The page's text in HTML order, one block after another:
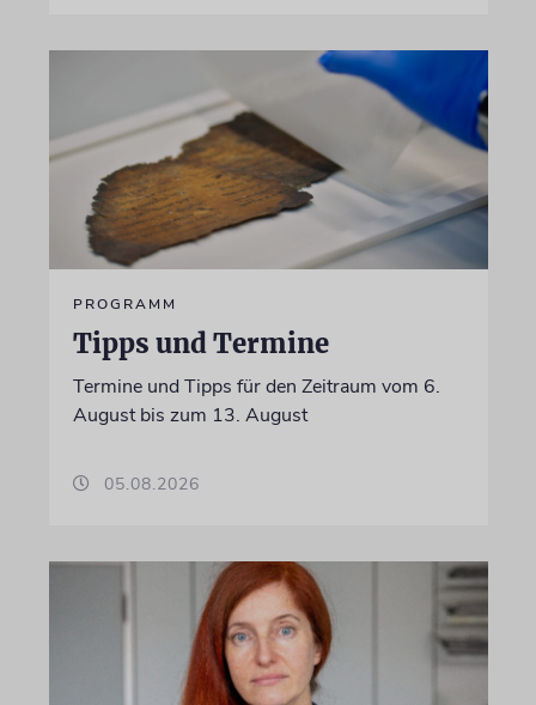
PROGRAMM
Tipps und Termine
Termine und Tipps für den Zeitraum vom 6.
August bis zum 13. August
05.08.2026